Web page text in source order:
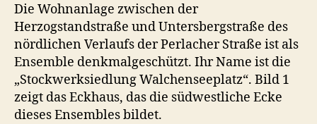
Die Wohnanlage zwischen der
Herzogstandstraße und Untersbergstraße des
nördlichen Verlaufs der Perlacher Straße ist als
Ensemble denkmalgeschützt. Ihr Name ist die
„Stockwerksiedlung Walchenseeplatz“. Bild 1
zeigt das Eckhaus, das die südwestliche Ecke
dieses Ensembles bildet.